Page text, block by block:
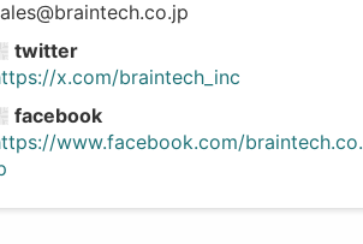
twitter
x.com/braintech_inc
facebook
www.facebook.com/braintech.co.